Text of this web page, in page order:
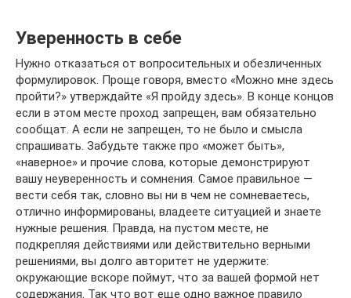
Уверенность в себе
Нужно отказаться от вопросительных и обезличенных
формулировок. Проще говоря, вместо «Можно мне здесь
пройти?» утверждайте «Я пройду здесь». В конце концов
если в этом месте проход запрещен, вам обязательно
сообщат. А если не запрещен, то не было и смысла
спрашивать. Забудьте также про «может быть»,
«наверное» и прочие слова, которые демонстрируют
вашу неуверенность и сомнения. Самое правильное —
вести себя так, словно вы ни в чем не сомневаетесь,
отлично информированы, владеете ситуацией и знаете
нужные решения. Правда, на пустом месте, не
подкрепляя действиями или действительно верными
решениями, вы долго авторитет не удержите:
окружающие вскоре поймут, что за вашей формой нет
содержания. Так что вот еще одно важное правило